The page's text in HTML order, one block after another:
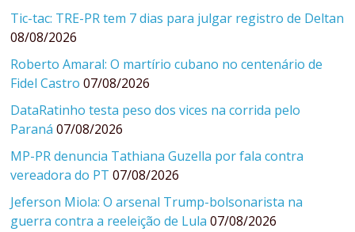
Tic-tac: TRE-PR tem 7 dias para julgar registro de Deltan
08/08/2026
Roberto Amaral: O martírio cubano no centenário de
Fidel Castro 07/08/2026
DataRatinho testa peso dos vices na corrida pelo
Paraná 07/08/2026
MP-PR denuncia Tathiana Guzella por fala contra
vereadora do PT 07/08/2026
Jeferson Miola: O arsenal Trump-bolsonarista na
guerra contra a reeleição de Lula 07/08/2026